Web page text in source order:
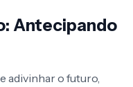
Antecipando
adivinhar o futuro,